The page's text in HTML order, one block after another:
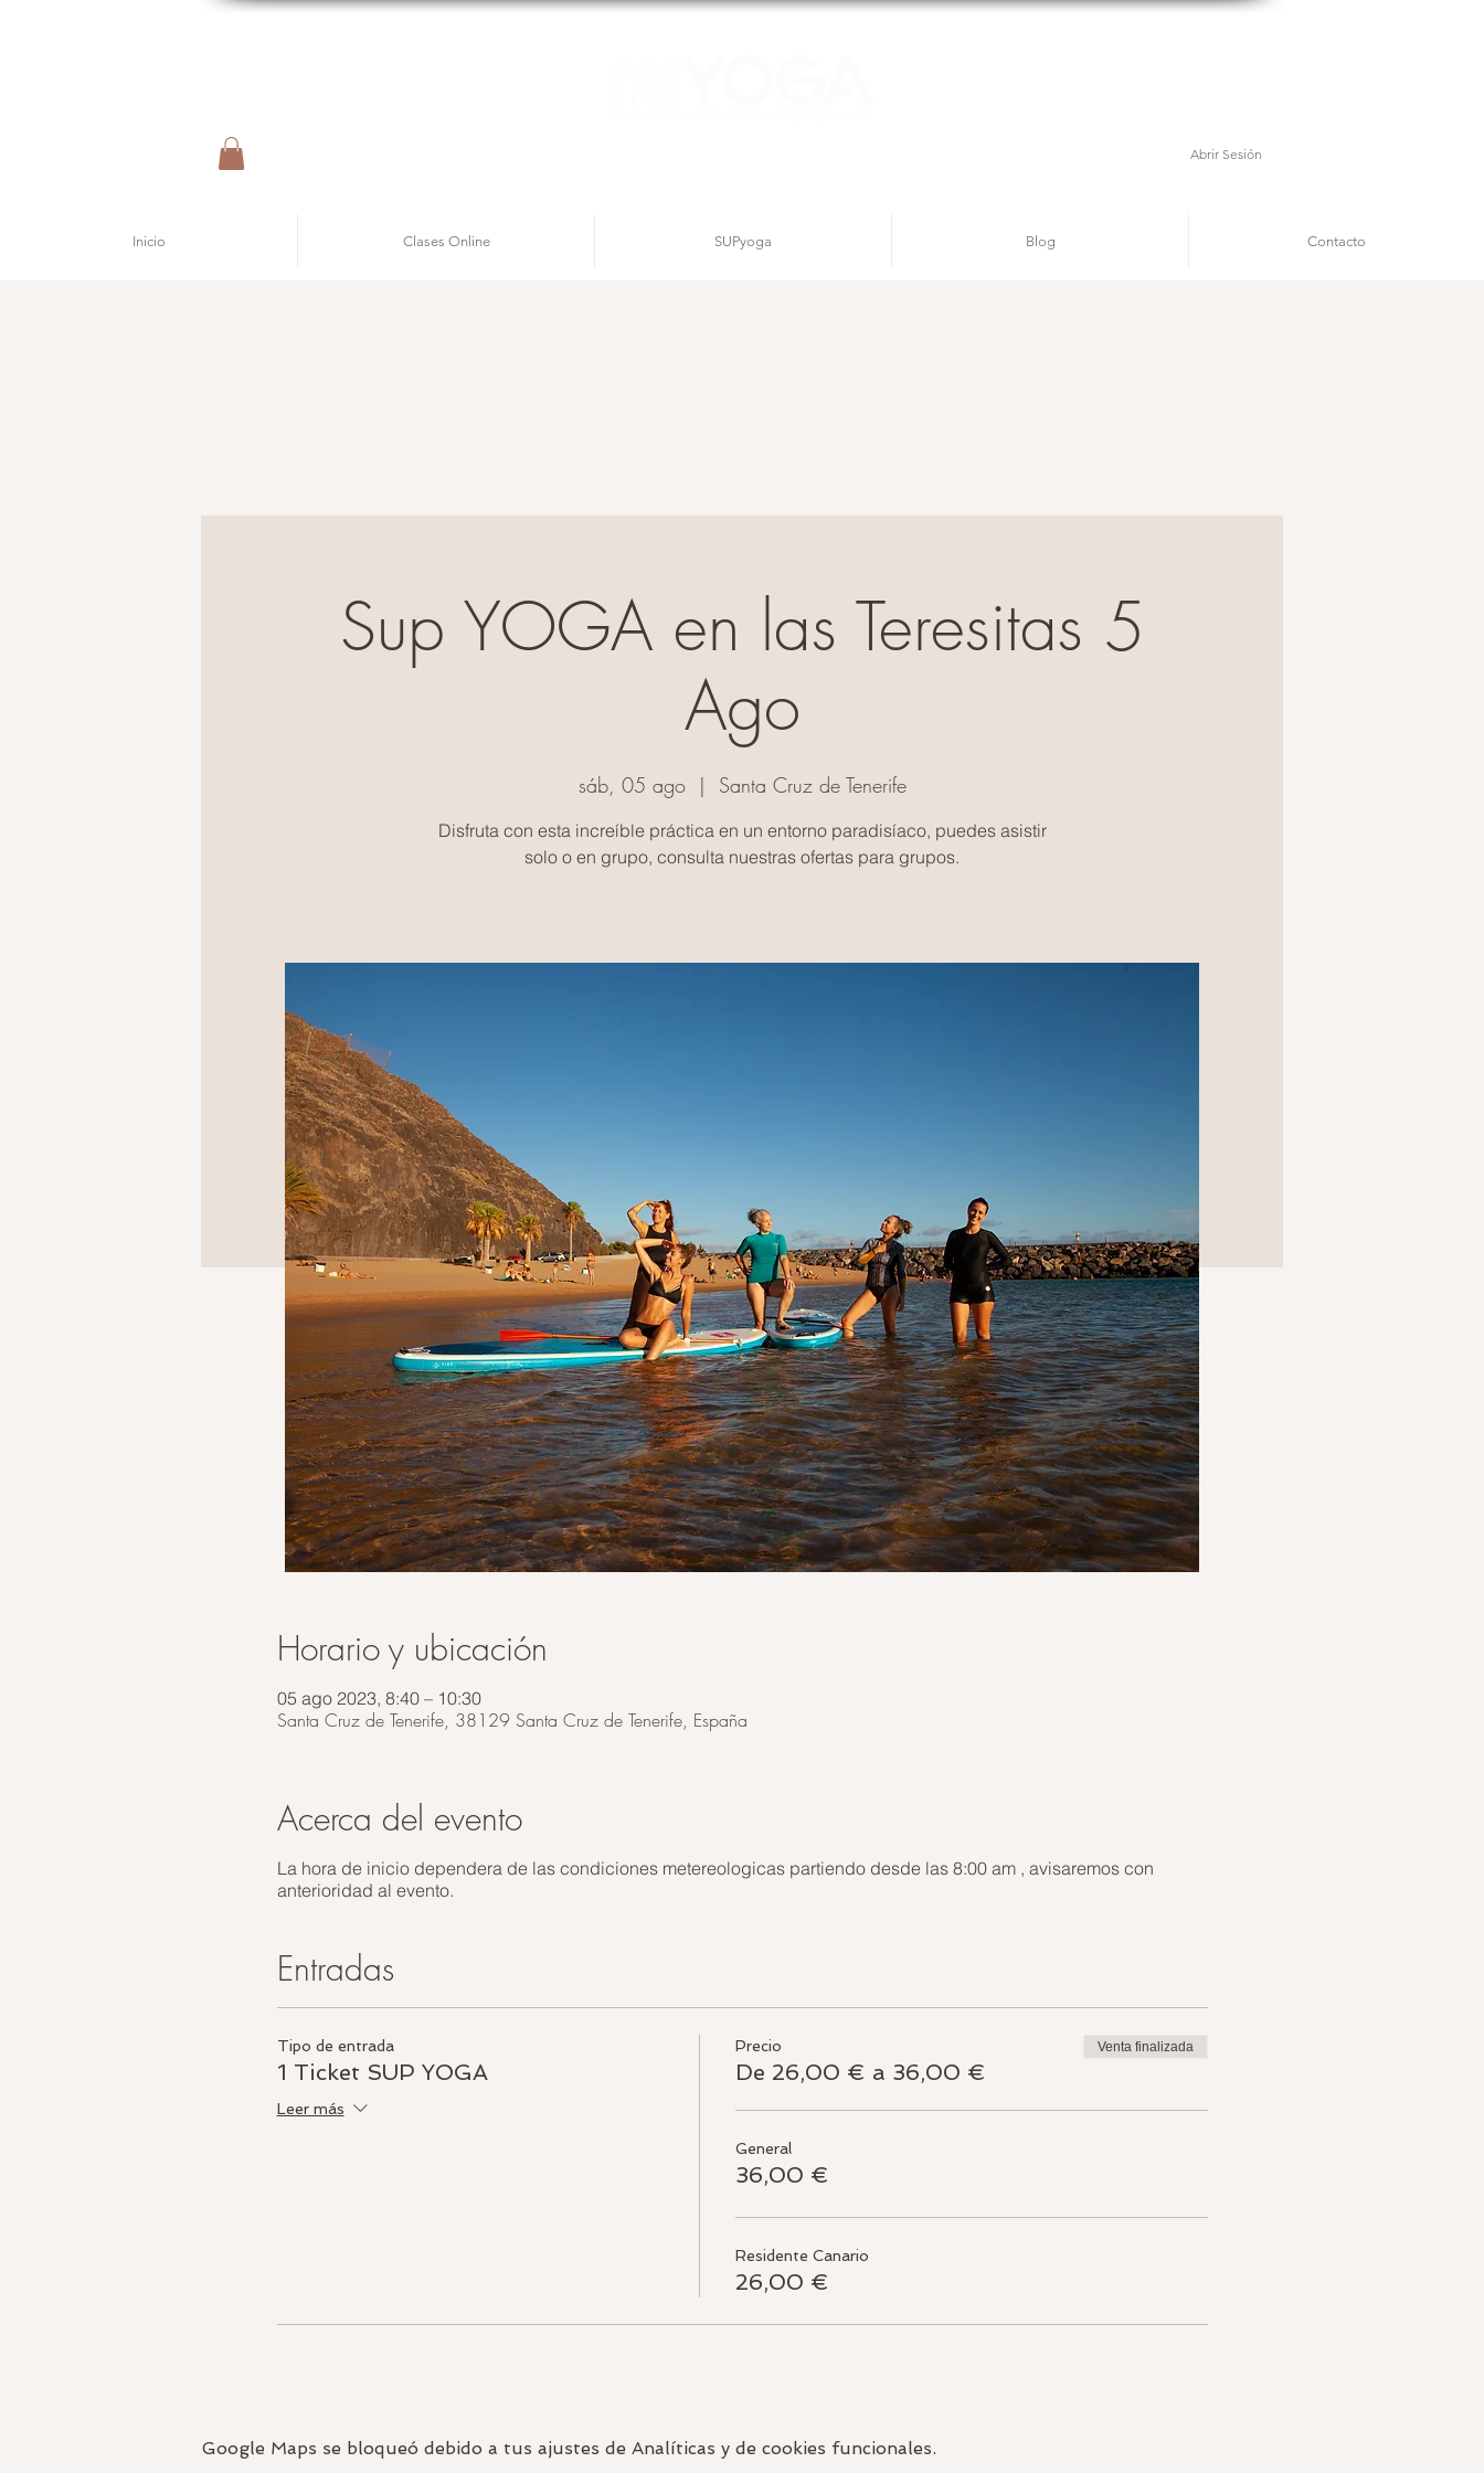
Abrir Sesión
Inicio Clases Online SUPyoga Blog Contacto
Sup YOGA en las Teresitas 5
Ago
sáb, 05 ago
  |
Santa Cruz de Tenerife
Disfruta con esta increíble práctica en un entorno paradisíaco, puedes asistir
solo o en grupo, consulta nuestras ofertas para grupos.
Horario y ubicación
05 ago 2023, 8:40 – 10:30
Santa Cruz de Tenerife, 38129 Santa Cruz de Tenerife, España
Acerca del evento
La hora de inicio dependera de las condiciones metereologicas partiendo desde las 8:00 am , avisaremos con
anterioridad al evento.
Entradas
Tipo de entrada
1 Ticket SUP YOGA
Leer más
Precio
De 26,00 € a 36,00 €
Venta finalizada
General
36,00 €
Residente Canario
26,00 €
Google Maps se bloqueó debido a tus ajustes de Analíticas y de cookies funcionales.